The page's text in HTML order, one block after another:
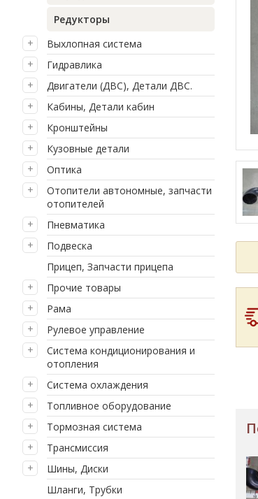
Редукторы
Выхлопная система
Гидравлика
Двигатели (ДВС), Детали ДВС.
Кабины, Детали кабин
Кронштейны
Кузовные детали
Оптика
Отопители автономные, запчасти
отопителей
Пневматика
Подвеска
Прицеп, Запчасти прицепа
Прочие товары
Рама
Рулевое управление
Система кондиционирования и
отопления
Система охлаждения
Топливное оборудование
Тормозная система
Трансмиссия
Шины, Диски
Шланги, Трубки